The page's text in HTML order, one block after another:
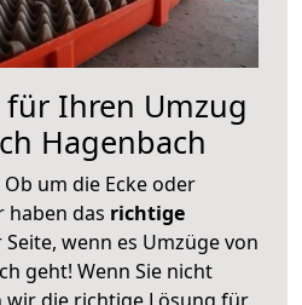
für Ihren Umzug
Hagenbach
um die Ecke oder
haben das richtige
wenn es Umzüge von
geht! Wenn Sie nicht